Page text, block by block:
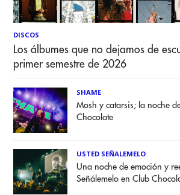
DISCOS
Los álbumes que no dejamos de
primer semestre de 2026
SHAME
Mosh y catarsis; la noche
Chocolate
USTED SEÑALEMELO
Una noche de emoción y
Señálemelo en Club